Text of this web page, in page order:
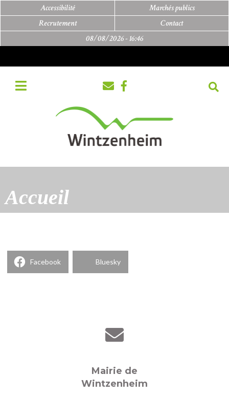
Accessibilité
Marchés publics
Recrutement
Contact
08/08/2026 -16:46
Accueil
Facebook Bluesky
Mairie de
Wintzenheim